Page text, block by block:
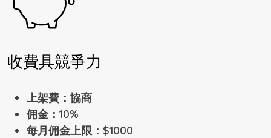
收費具競爭力
上架費：協商
佣金：10%
每月佣金上限：$1000